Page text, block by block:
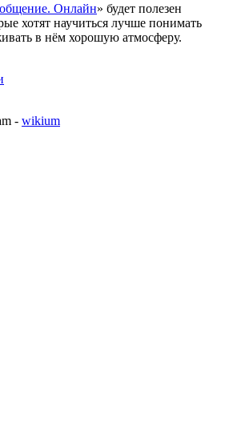
Онлайн» будет полезен
хотят научиться лучше понимать
в нём хорошую атмосферу.
- wikium